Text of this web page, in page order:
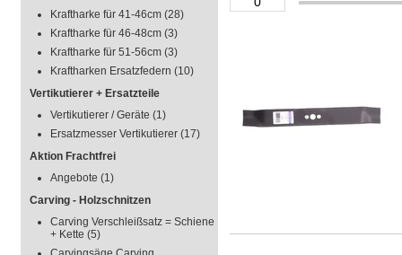
Kraftharke für 41-46cm (28)
Kraftharke für 46-48cm (3)
Kraftharke für 51-56cm (3)
Kraftharken Ersatzfedern (10)
Vertikutierer + Ersatzteile
Vertikutierer / Geräte (1)
Ersatzmesser Vertikutierer (17)
Aktion Frachtfrei
Angebote (1)
Carving - Holzschnitzen
Carving Verschleißsatz = Schiene
+ Kette (5)